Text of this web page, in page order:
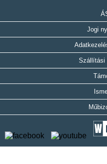
Jogi
Szállítási